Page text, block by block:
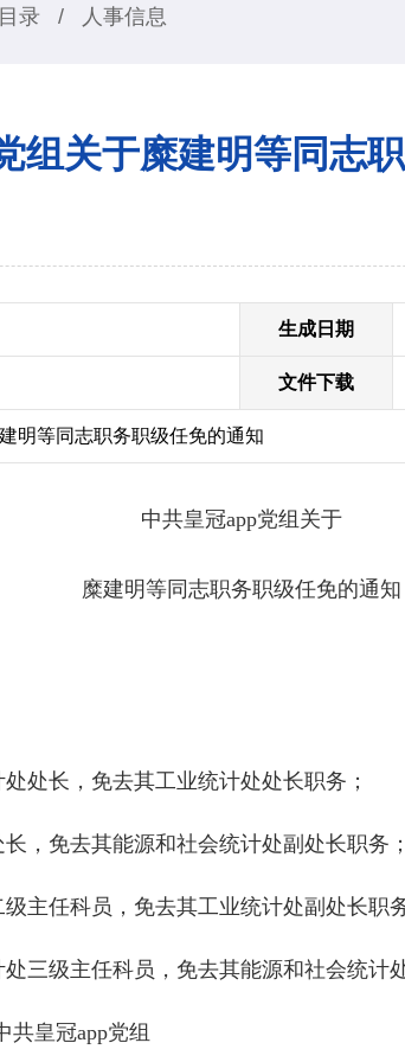
录 / 人事信息
组关于糜建明等同志
生成日期
文件下载
明等同志职务职级任免的通知
中共皇冠app党组关于
糜建明等同志职务职级任免的通知
处长，免去其工业统计处处长职务；
，免去其能源和社会统计处副处长职务；
主任科员，免去其工业统计处副处长职
三级主任科员，免去其能源和社会统计
共皇冠app党组